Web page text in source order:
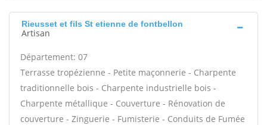
Rieusset et fils St etienne de fontbellon
Artisan
Département: 07
Terrasse tropézienne - Petite maçonnerie - Charpente
traditionnelle bois - Charpente industrielle bois -
Charpente métallique - Couverture - Rénovation de
couverture - Zinguerie - Fumisterie - Conduits de Fumée